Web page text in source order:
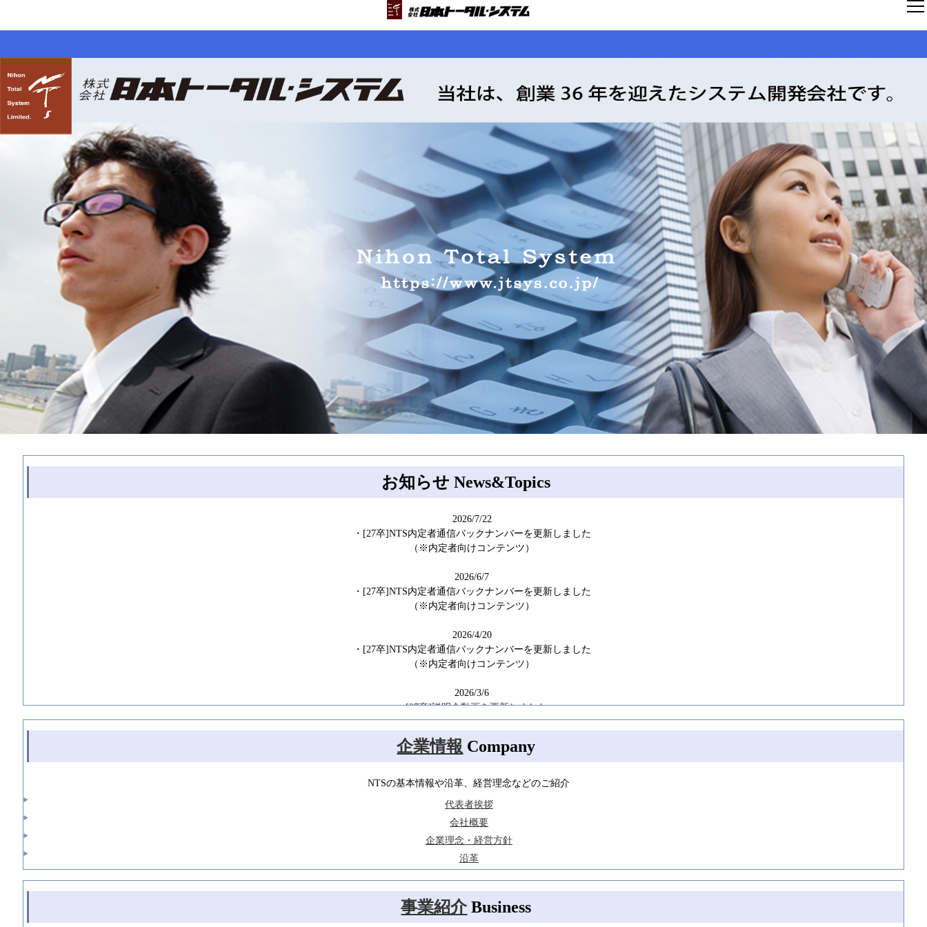
お知らせNews&Topics
2026/7/22
・[27卒]NTS内定者通信バックナンバーを更新しました
（※内定者向けコンテンツ）
2026/6/7
・[27卒]NTS内定者通信バックナンバーを更新しました
（※内定者向けコンテンツ）
2026/4/20
・[27卒]NTS内定者通信バックナンバーを更新しました
（※内定者向けコンテンツ）
2026/3/6
・[27卒]説明会動画を更新しました
・[26卒]NTS内定者通信バックナンバーを更新しました
（※内定者向けコンテンツ）
2026/1/15
・[26卒]NTS内定者通信バックナンバーを更新しました
2026/1/5
新年あけましておめでとうございます。
旧年中は格別なご高配を賜り、
まことに有難く厚く御礼申し上げます。
本年もより一層のご支援を賜りますよう、
心よりお願い申し上げます。
2025/12/26
企業情報 Company
NTSの基本情報や沿革、経営理念などのご紹介
代表者挨拶
会社概要
企業理念・経営方針
沿革
事業紹介 Business